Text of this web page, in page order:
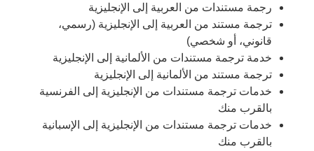
من العربية إلى الإنجليزية
من العربية إلى الإنجليزية (رسمي،
أو شخصي)
مستندات من الألمانية إلى الإنجليزية
من الألمانية إلى الإنجليزية
مستندات من الإنجليزية إلى الفرنسية
مستندات من الإنجليزية إلى الإسبانية